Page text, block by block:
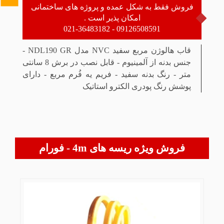
فروش فقط به شکل عمده و پروژه های ساختمانی
امکان پذیر است .
09126508591 - 021-36483182
قاب هالوژن مربع سفید NVC مدل NDL190 GR -
جنس بدنه از آلمینیوم - قابل نصب در برش 8 سانتی
متر - رنگ بدنه سفید - فریم یه فُرم مربع - دارای
پوشش رنگ پودری الکترو استاتیک
فروش ویژه ریسه های 4m - فورام